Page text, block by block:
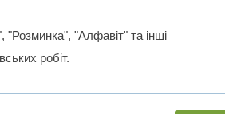
"Розминка", "Алфавіт" та інші
робіт.